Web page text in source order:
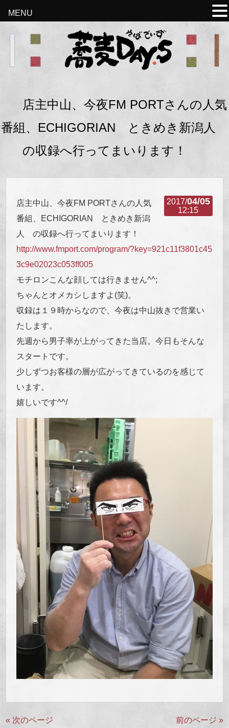
店主中山、今夜FM PORTさんの人気
番組、ECHIGORIAN ときめき新潟人
の収録へ行ってまいります！
2017/04/05
12:15
店主中山、今夜FM PORTさんの人気
番組、ECHIGORIAN ときめき新潟
人 の収録へ行ってまいります！
http://www.fmport.com/program/?key=921c11f3801c45
3c9e02023c053ff005
モチロンこんな顔しては行きません^^;
ちゃんとオメカシしますよ(笑)。
収録は１９時からなので、今夜は中山抜きで営業い
たします。
先週から男子率が上がってきた当店。今日もそんな
スタートです。
少しずつお客様の層が広がってきているのを感じて
います。
嬉しいです^^/
« 次のページ 前のページ »
MENU